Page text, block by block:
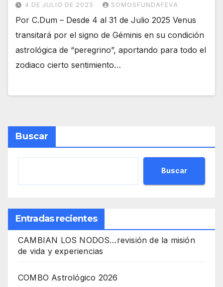
4 DE JULIO DE 2025 SOMOSFUNDAFEVA
Por C.Dum – Desde 4 al 31 de Julio 2025 Venus
transitará por el signo de Géminis en su condición
astrológica de “peregrino”, aportando para todo el
zodiaco cierto sentimiento…
Buscar
Buscar
Entradas recientes
CAMBIAN LOS NODOS…revisión de la misión
de vida y experiencias
COMBO Astrológico 2026